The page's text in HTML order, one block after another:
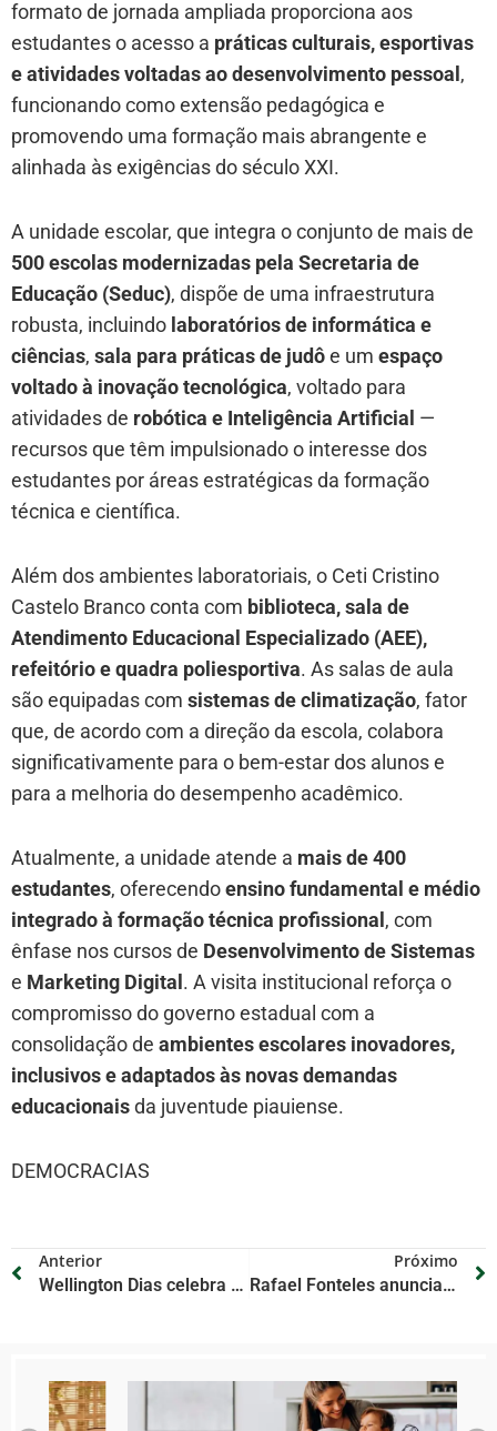
formato de jornada ampliada proporciona aos
estudantes o acesso a práticas culturais, esportivas
e atividades voltadas ao desenvolvimento pessoal ,
funcionando como extensão pedagógica e
promovendo uma formação mais abrangente e
alinhada às exigências do século XXI.
A unidade escolar, que integra o conjunto de mais de
500 escolas modernizadas pela Secretaria de
Educação (Seduc), dispõe de uma infraestrutura
robusta, incluindo laboratórios de informática e
ciências, sala para práticas de judôe um espaço
voltado à inovação tecnológica, voltado para
atividades de robótica e Inteligência Artificial —
recursos que têm impulsionado o interesse dos
estudantes por áreas estratégicas da formação
técnica e científica.
Além dos ambientes laboratoriais, o Ceti Cristino
Castelo Branco conta com biblioteca, sala de
Atendimento Educacional Especializado (AEE),
refeitório e quadra poliesportiva. As salas de aula
são equipadas com sistemas de climatização, fator
que, de acordo com a direção da escola, colabora
significativamente para o bem-estar dos alunos e
para a melhoria do desempenho acadêmico.
Atualmente, a unidade atende a mais de 400
estudantes, oferecendoensino fundamental e médio
integrado à formação técnica profissional , com
ênfase nos cursos de Desenvolvimento de Sistemas
e Marketing Digital . A visita institucional reforça o
compromisso do governo estadual com a
consolidação de ambientes escolares inovadores,
inclusivos e adaptados às novas demandas
educacionaisda juventude piauiense.
DEMOCRACIAS
Anterior
Wellington Dias celebra queda histórica da desigualdade de renda no Brasil
Próximo
Rafael Fonteles anuncia mais de R$ 3 bilhões em investimentos da China em energia renovável no Piauí